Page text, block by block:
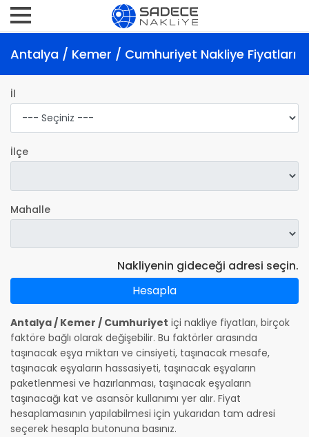
Antalya / Kemer / Cumhuriyet Nakliye Fiyatları
İl
İlçe
Mahalle
Nakliyenin gideceği adresi seçin.
Hesapla
Antalya / Kemer / Cumhuriyet içi nakliye fiyatları, birçok
faktöre bağlı olarak değişebilir. Bu faktörler arasında
taşınacak eşya miktarı ve cinsiyeti, taşınacak mesafe,
taşınacak eşyaların hassasiyeti, taşınacak eşyaların
paketlenmesi ve hazırlanması, taşınacak eşyaların
taşınacağı kat ve asansör kullanımı yer alır. Fiyat
hesaplamasının yapılabilmesi için yukarıdan tam adresi
seçerek hesapla butonuna basınız.